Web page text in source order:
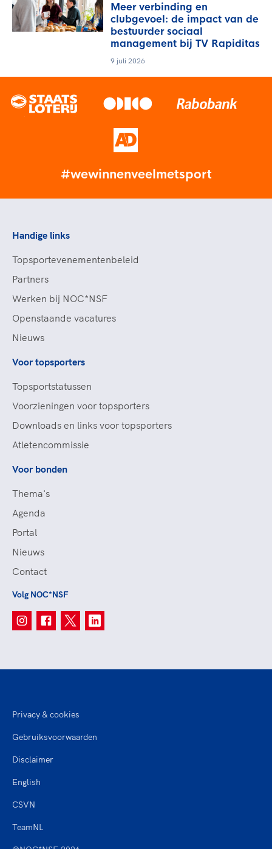
Meer verbinding en
clubgevoel: de impact van de
bestuurder sociaal
management bij TV Rapiditas
9 juli 2026
#wewinnenveelmetsport
Handige links
Topsportevenementenbeleid
Partners
Werken bij NOC*NSF
Openstaande vacatures
Nieuws
Voor topsporters
Topsportstatussen
Voorzieningen voor topsporters
Downloads en links voor topsporters
Atletencommissie
Voor bonden
Thema's
Agenda
Portal
Nieuws
Contact
Volg NOC*NSF
Privacy & cookies
Gebruiksvoorwaarden
Disclaimer
English
CSVN
TeamNL